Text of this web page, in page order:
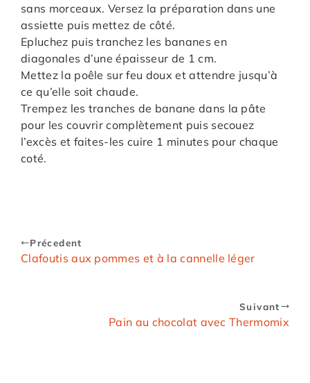
sans morceaux. Versez la préparation dans une
assiette puis mettez de côté.
Epluchez puis tranchez les bananes en
diagonales d’une épaisseur de 1 cm.
Mettez la poêle sur feu doux et attendre jusqu’à
ce qu’elle soit chaude.
Trempez les tranches de banane dans la pâte
pour les couvrir complètement puis secouez
l’excès et faites-les cuire 1 minutes pour chaque
coté.
Précedent
Clafoutis aux pommes et à la cannelle léger
Suivant
Pain au chocolat avec Thermomix